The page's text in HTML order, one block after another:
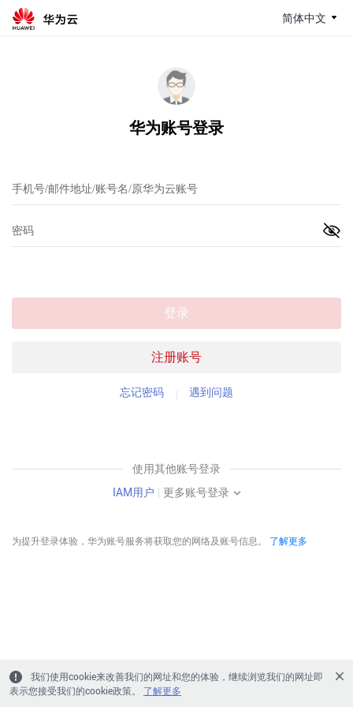
简体中文
华为账号登录
注册账号
登录
忘记密码 遇到问题
使用其他账号登录
IAM用户 | 更多账号登录
为提升登录体验，华为账号服务将获取您的网络及账号信息。 了解更多
我们使用cookie来改善我们的网址和您的体验，继续浏览我们的网址即
表示您接受我们的cookie政策。
了解更多